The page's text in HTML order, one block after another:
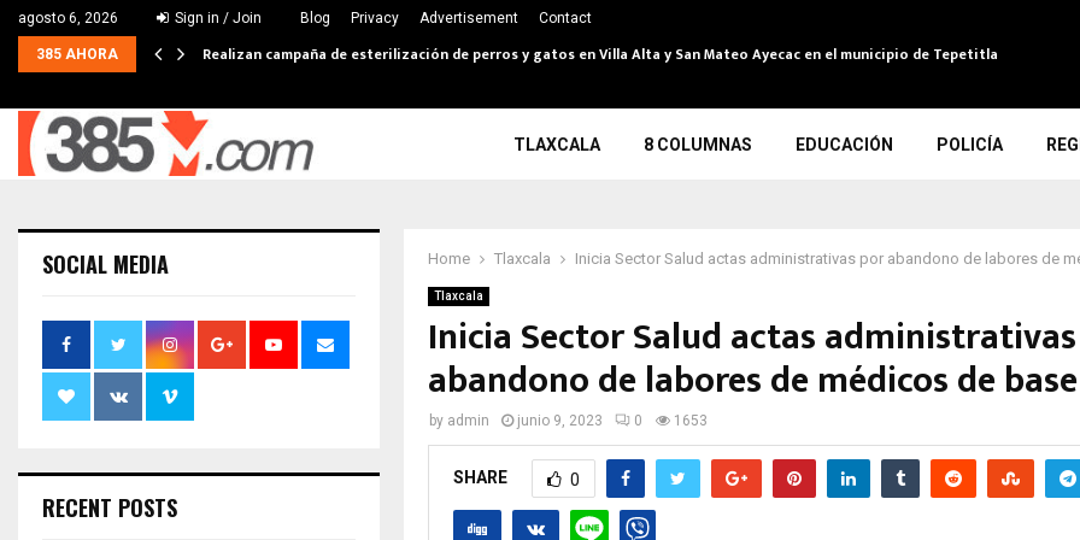
agosto 6, 2026 Sign in / Join Blog Privacy Advertisement Contact
385 AHORA Realizan campaña de esterilización de perros y gatos en Villa Alta y San Mateo Ayecac en el municipio de Tepetitla
TLAXCALA 8 COLUMNAS EDUCACIÓN POLICÍA
Home Tlaxcala Inicia Sector Salud actas administrativas por abandono de labores de
Tlaxcala
Inicia Sector Salud actas
abandono de labores de médicos de base
by admin junio 9, 2023 0 1653
SHARE 0
SOCIAL MEDIA
RECENT POSTS